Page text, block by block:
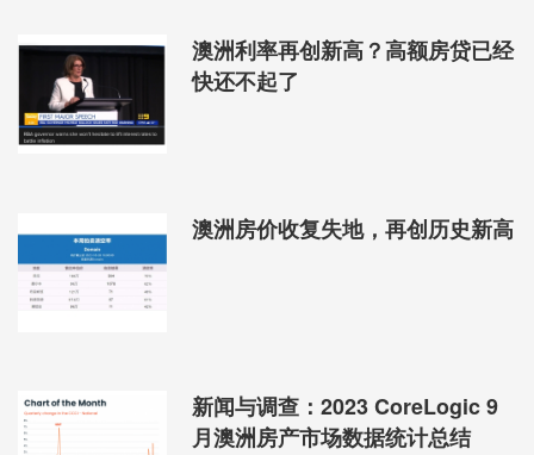
澳洲利率再创新高？高额房贷已经
快还不起了
澳洲房价收复失地，再创历史新高
新闻与调查：2023 CoreLogic 9
月澳洲房产市场数据统计总结